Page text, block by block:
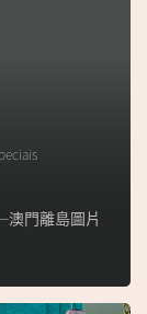
門離島圖片